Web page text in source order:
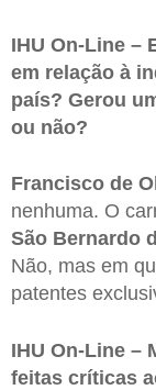
IHU On-Line –
em relação à
país? Gerou
ou não?
Francisco de
nenhuma. O
São Bernardo
Não, mas em
patentes
IHU On-Line –
feitas críticas